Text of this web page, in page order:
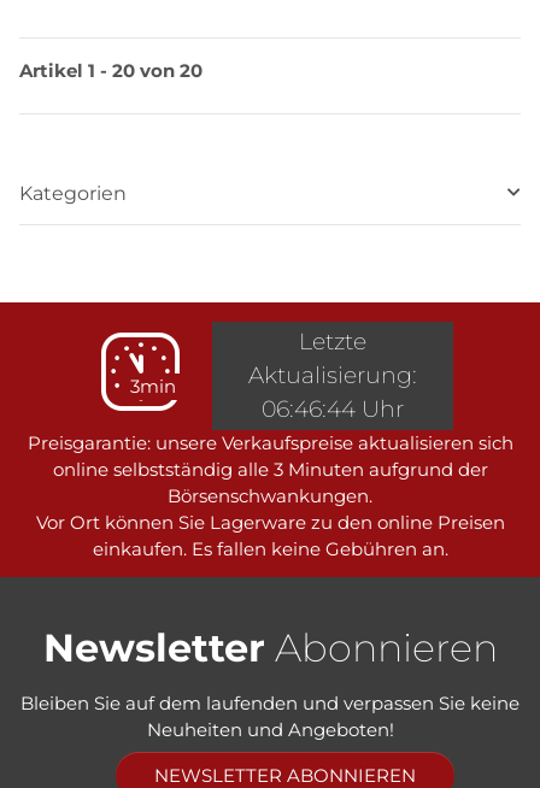
Artikel 1 - 20 von 20
Kategorien
3min
Preisgarantie: unsere Verkaufspreise aktualisieren sich
online selbstständig alle 3 Minuten aufgrund der
Börsenschwankungen.
Vor Ort können Sie Lagerware zu den online Preisen
einkaufen. Es fallen keine Gebühren an.
Letzte
Aktualisierung:
06:46:44 Uhr
Newsletter Abonnieren
Bleiben Sie auf dem laufenden und verpassen Sie keine
Neuheiten und Angeboten!
NEWSLETTER ABONNIEREN